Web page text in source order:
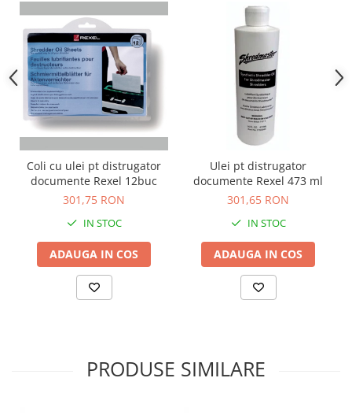
Coli cu ulei pt distrugator
documente Rexel 12buc
301,75 RON
IN STOC
ADAUGA IN COS
Ulei pt distrugator
documente Rexel 473 ml
301,65 RON
IN STOC
ADAUGA IN COS
PRODUSE SIMILARE